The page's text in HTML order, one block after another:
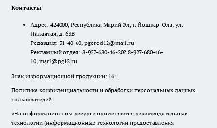
Контакты
Адрес: 424000, Республика Марий Эл, г. Йошкар-Ола, ул.
Палантая, д. 63В
Редакция: 31-40-60, pgorod12@mail.ru
Рекламный отдел: 8-927-680-46-20? 8-927-680-46-
10, mari@pg12.ru
Знак информационной продукции: 16+.
Политика конфиденциальности и обработки персональных данных
пользователей
«На информационном ресурсе применяются рекомендательные
технологии (информационные технологии предоставления